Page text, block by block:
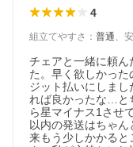
4
組立てやすさ ： 普通、
チェアと一緒に頼ん
た。早く欲しかっ
ジット払いにしま
れば良かったな…と
ら星マイナス1させ
以内の発送はちゃ
来もう少しかかる